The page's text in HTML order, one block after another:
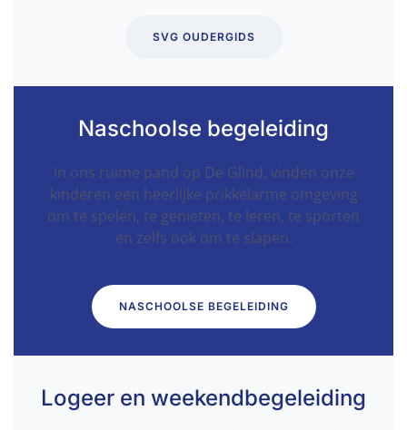
SVG OUDERGIDS
Naschoolse begeleiding
In ons ruime pand op De Glind, vinden onze
kinderen een heerlijke prikkelarme omgeving
om te spelen, te genieten, te leren, te sporten
en zelfs ook om te slapen.
NASCHOOLSE BEGELEIDING
Logeer en weekendbegeleiding